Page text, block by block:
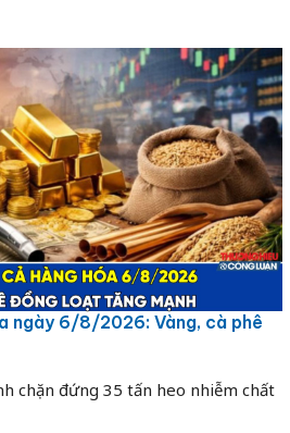
ngày 6/8/2026: Vàng, cà phê
chặn đứng 35 tấn heo nhiễm chất